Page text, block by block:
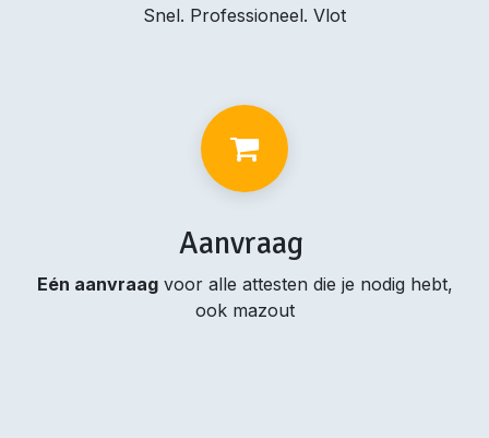
Snel. Professioneel. Vlot
Aanvraag
Eén aanvraagvoor alle attesten die je nodig hebt,
ook mazout